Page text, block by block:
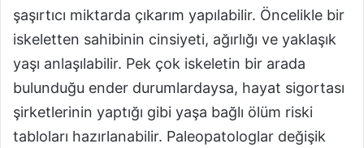
şaşırtıcı miktarda çıkarım yapılabilir. Öncelikle bir
iskeletten sahibinin cinsiyeti, ağırlığı ve yaklaşık
yaşı anlaşılabilir. Pek çok iskeletin bir arada
bulunduğu ender durumlardaysa, hayat sigortası
şirketlerinin yaptığı gibi yaşa bağlı ölüm riski
tabloları hazırlanabilir. Paleopatologlar değişik